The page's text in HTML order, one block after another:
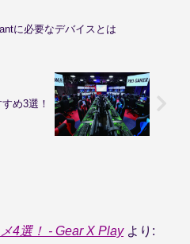
に必要なデバイスとは
め3選！
4選！ - Gear X Play より: